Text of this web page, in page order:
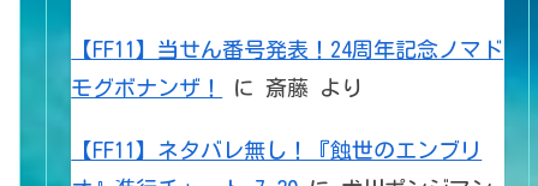
【FF11】当せん番号発表！24周年記念ノマド
モグボナンザ！
に斎藤 より
【FF11】ネタバレ無し！『蝕世のエンブリ